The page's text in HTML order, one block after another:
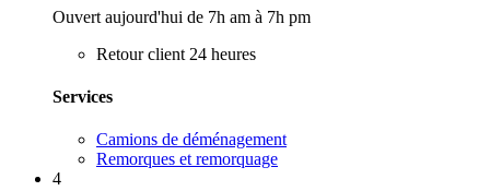
Ouvert aujourd'hui de 7h am à 7h pm
Retour client 24 heures
Services
Camions de déménagement
Remorques et remorquage
4